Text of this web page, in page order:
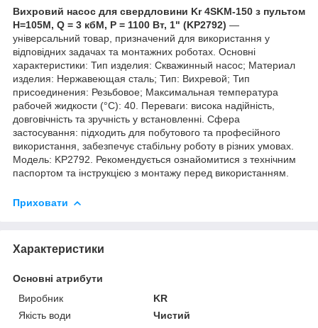
Вихровий насос для свердловини Kr 4SKM-150 з пультом
Н=105М, Q = 3 кбМ, P = 1100 Вт, 1" (KP2792) —
універсальний товар, призначений для використання у
відповідних задачах та монтажних роботах. Основні
характеристики: Тип изделия: Скважинный насос; Материал
изделия: Нержавеющая сталь; Тип: Вихревой; Тип
присоединения: Резьбовое; Максимальная температура
рабочей жидкости (°C): 40. Переваги: висока надійність,
довговічність та зручність у встановленні. Сфера
застосування: підходить для побутового та професійного
використання, забезпечує стабільну роботу в різних умовах.
Модель: KP2792. Рекомендується ознайомитися з технічним
паспортом та інструкцією з монтажу перед використанням.
Приховати
Характеристики
Основні атрибути
Виробник
KR
Якість води
Чистий